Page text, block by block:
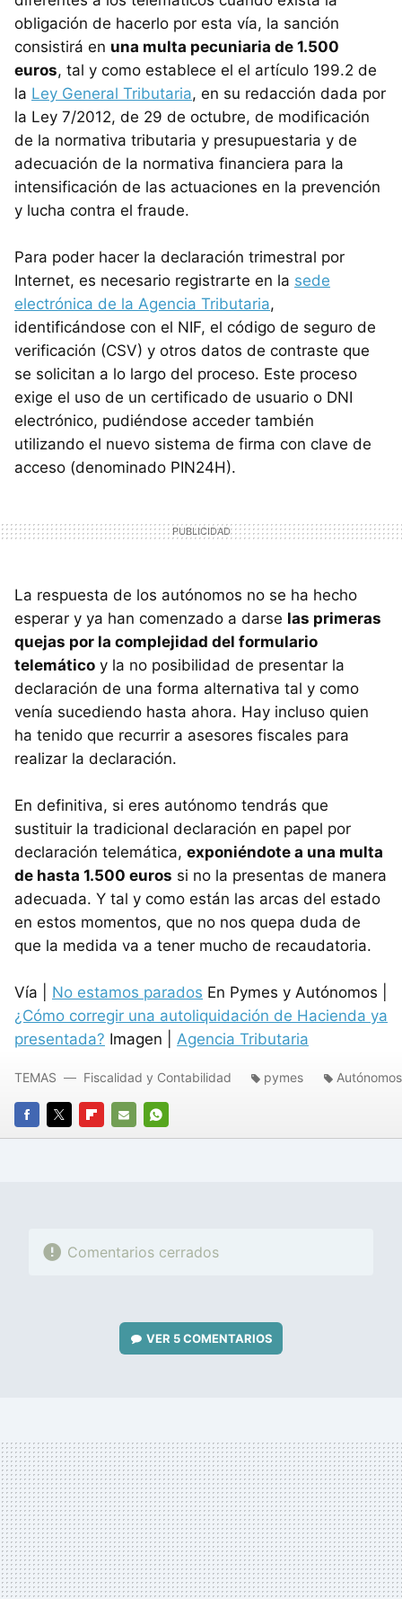
obligación de hacerlo por esta vía, la sanción
consistirá en una multa pecuniaria de 1.500
euros, tal y como establece el el artículo 199.2 de
la Ley General Tributaria, en su redacción dada por
la Ley 7/2012, de 29 de octubre, de modificación
de la normativa tributaria y presupuestaria y de
adecuación de la normativa financiera para la
intensificación de las actuaciones en la prevención
y lucha contra el fraude.
Para poder hacer la declaración trimestral por
Internet, es necesario registrarte en la sede
electrónica de la Agencia Tributaria,
identificándose con el NIF, el código de seguro de
verificación (CSV) y otros datos de contraste que
se solicitan a lo largo del proceso. Este proceso
exige el uso de un certificado de usuario o DNI
electrónico, pudiéndose acceder también
utilizando el nuevo sistema de firma con clave de
acceso (denominado PIN24H).
La respuesta de los autónomos no se ha hecho
esperar y ya han comenzado a darse las primeras
quejas por la complejidad del formulario
telemático y la no posibilidad de presentar la
declaración de una forma alternativa tal y como
venía sucediendo hasta ahora. Hay incluso quien
ha tenido que recurrir a asesores fiscales para
realizar la declaración.
En definitiva, si eres autónomo tendrás que
sustituir la tradicional declaración en papel por
declaración telemática, exponiéndote a una multa
de hasta 1.500 euros si no la presentas de manera
adecuada. Y tal y como están las arcas del estado
en estos momentos, que no nos quepa duda de
que la medida va a tener mucho de recaudatoria.
Vía | No estamos parados En Pymes y Autónomos |
¿Cómo corregir una autoliquidación de Hacienda ya
presentada? Imagen | Agencia Tributaria
FACEBOOK
TWITTERFLIPBOARD
E-
WHATSAPP
TEMAS Fiscalidad y Contabilidad pymes Autónomos
Comentarios cerrados
VER 5 COMENTARIOS